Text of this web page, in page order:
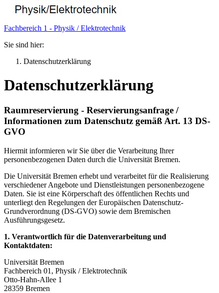
Fachbereich 1 - Physik / Elektrotechnik
Sie sind hier:
Datenschutzerklärung
Datenschutzerklärung
Raumreservierung - Reservierungsanfrage /
Informationen zum Datenschutz gemäß Art. 13 DS-
GVO
Hiermit informieren wir Sie über die Verarbeitung Ihrer
personenbezogenen Daten durch die Universität Bremen.
Die Universität Bremen erhebt und verarbeitet für die Realisierung
verschiedener Angebote und Dienstleistungen personenbezogene
Daten. Sie ist eine Körperschaft des öffentlichen Rechts und
unterliegt den Regelungen der Europäischen Datenschutz-
Grundverordnung (DS-GVO) sowie dem Bremischen
Ausführungsgesetz.
1. Verantwortlich für die Datenverarbeitung und
Kontaktdaten:
Universität Bremen
Fachbereich 01, Physik / Elektrotechnik
Otto-Hahn-Allee 1
28359 Bremen